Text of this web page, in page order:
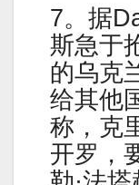
7。据
斯急于
的乌克
给其他
称，克
开罗，